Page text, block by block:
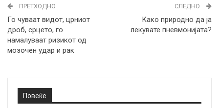
ПРЕТХОДНО
Го чуваат видот, црниот
дроб, срцето, го
намалуваат ризикот од
мозочен удар и рак
СЛЕДНО
Kако природно да ја
лекувате пневмонијата?
Повеќе